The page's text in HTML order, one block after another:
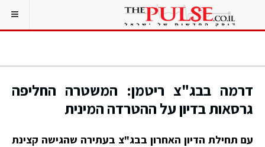
דרמה בבג"צ ריטמן: המשטרה החליפה
גרסאות בדיון על ההטרדה המינית
עם תחילת הדיון האחרון בבג"צ בעתירה שהגישה קצינת